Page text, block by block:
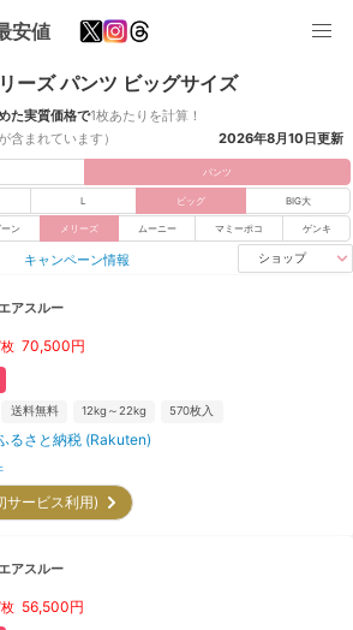
安値
ーズ パンツ ビッグサイズ
た実質価格で1枚あたりを計算！
まれています）
2026年8月10日更新
パンツ
L ビッグ BIG大
ーン メリーズ ムーニー マミーポコ ゲンキ
キャンペーン情報 ショップ
アスルー
70,500円
送料無料 12kg～22kg 570枚入
るさと納税 (Rakuten)
サービス利用)
アスルー
56,500円